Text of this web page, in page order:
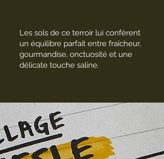
Les sols de ce terroir lui confèrent
un équilibre parfait entre fraîcheur,
gourmandise, onctuosité et une
délicate touche saline.